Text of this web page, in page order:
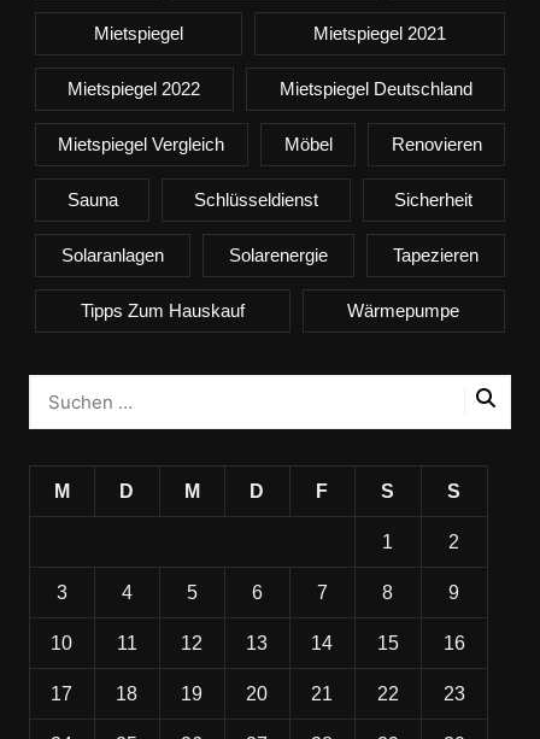
Mietspiegel Mietspiegel 2021
Mietspiegel 2022 Mietspiegel Deutschland
Mietspiegel Vergleich Möbel Renovieren
Sauna Schlüsseldienst Sicherheit
Solaranlagen Solarenergie Tapezieren
Tipps Zum Hauskauf Wärmepumpe
M D M D F S S
1 2
3 4 5 6 7 8 9
10 11 12 13 14 15 16
17 18 19 20 21 22 23